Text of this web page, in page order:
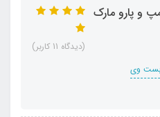
2 بدون پمپ و پارو مارک
بست وی
(دیدگاه 11 کاربر)